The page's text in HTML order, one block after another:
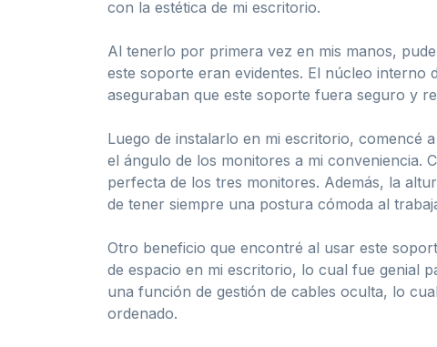
con la estética de mi escritorio.
Al tenerlo por primera vez en mis manos,
este soporte eran evidentes. El núcleo interno
aseguraban que este soporte fuera seguro y
Luego de instalarlo en mi escritorio, comencé
el ángulo de los monitores a mi conveniencia.
perfecta de los tres monitores. Además, la
de tener siempre una postura cómoda al
Otro beneficio que encontré al usar este
de espacio en mi escritorio, lo cual fue genial
una función de gestión de cables oculta, lo
ordenado.